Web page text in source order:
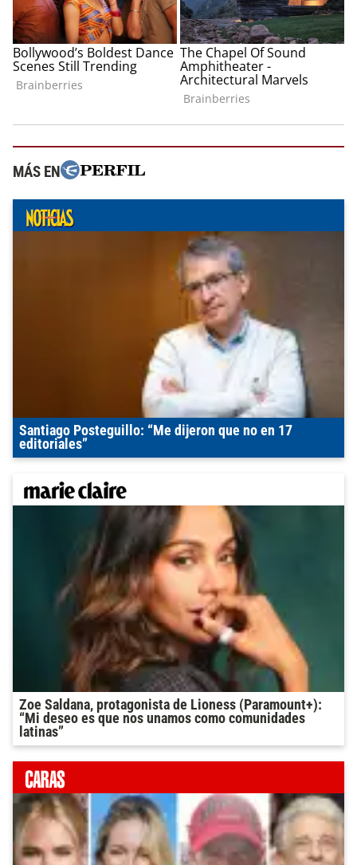
MÁS EN
Santiago Posteguillo: “Me dijeron que no en 17
editoriales”
Zoe Saldana, protagonista de Lioness (Paramount+):
“Mi deseo es que nos unamos como comunidades
latinas”